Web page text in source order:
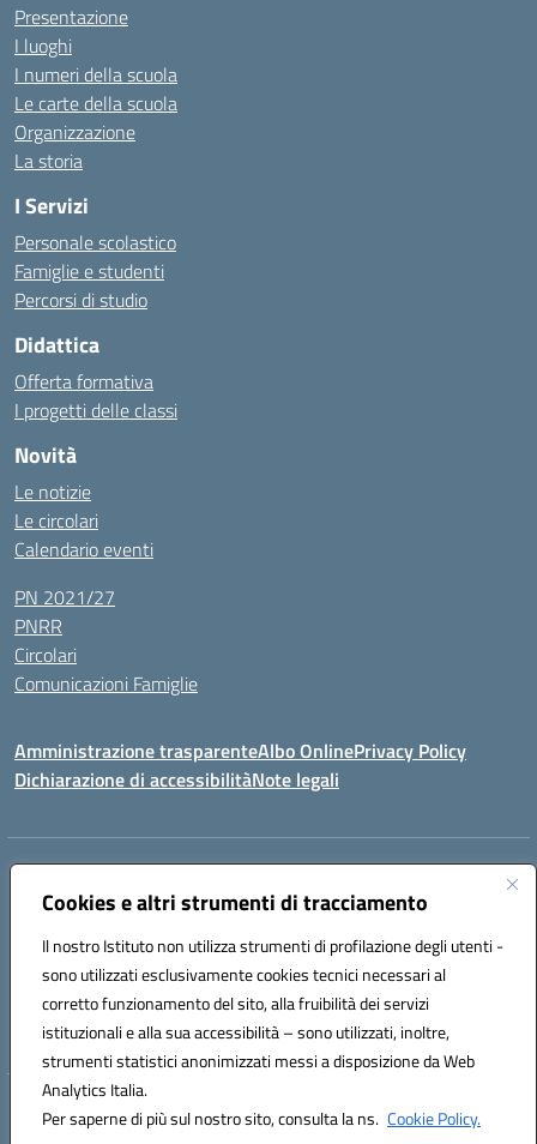
Cookies e altri strumenti di tracciamento
Il nostro Istituto non utilizza strumenti di profilazione degli utenti -
sono utilizzati esclusivamente cookies tecnici necessari al
corretto funzionamento del sito, alla fruibilità dei servizi
istituzionali e alla sua accessibilità – sono utilizzati, inoltre,
strumenti statistici anonimizzati messi a disposizione da Web
Analytics Italia.
Per saperne di più sul nostro sito, consulta la ns. Cookie Policy.
Presentazione
I luoghi
I numeri della scuola
Le carte della scuola
Organizzazione
La storia
I Servizi
Personale scolastico
Famiglie e studenti
Percorsi di studio
Didattica
Offerta formativa
I progetti delle classi
Novità
Le notizie
Le circolari
Calendario eventi
PN 2021/27
PNRR
Circolari
Comunicazioni Famiglie
Amministrazione trasparenteAlbo OnlinePrivacy Policy
Dichiarazione di accessibilitàNote legali
Indirizzo:
Centralino:(+39) 0737787634 Email:mcic80700n@istruzione.it
Codice fiscale: 92010940432
Codice meccanografico:
MCIC80700N
Codice unico di fatturazione (CUF): UF5MY2
Hosting & Powered by 3D Solution S.r.l.
Concept & Design by Designers Italia